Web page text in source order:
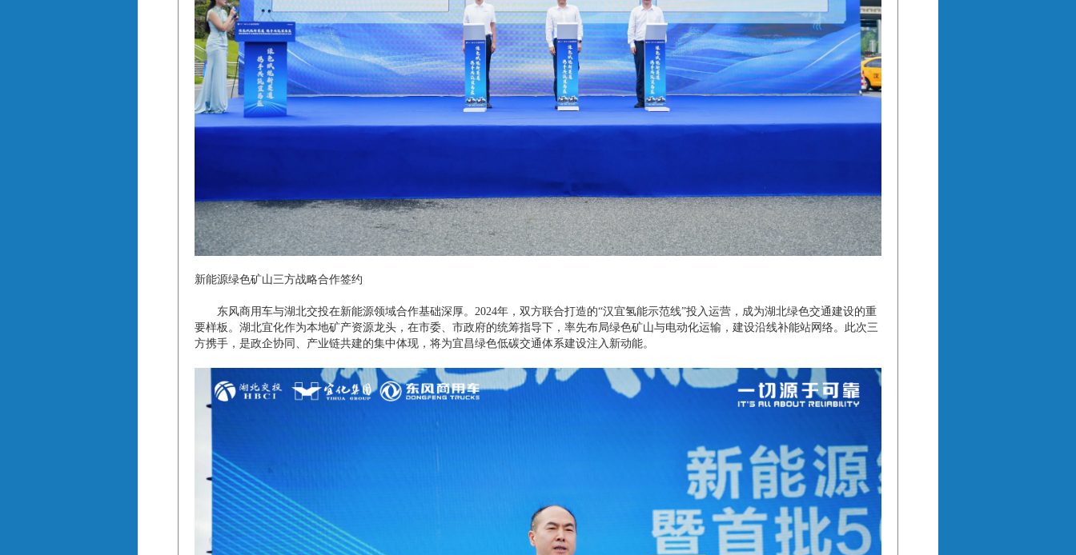
新能源绿色矿山三方战略合作签约
东风商用车与湖北交投在新能源领域合作基础深厚。2024年，双方联合打造的“汉宜氢能示范线”投入运营，成为湖北绿色交通建设的重
要样板。湖北宜化作为本地矿产资源龙头，在市委、市政府的统筹指导下，率先布局绿色矿山与电动化运输，建设沿线补能站网络。此次三
方携手，是政企协同、产业链共建的集中体现，将为宜昌绿色低碳交通体系建设注入新动能。